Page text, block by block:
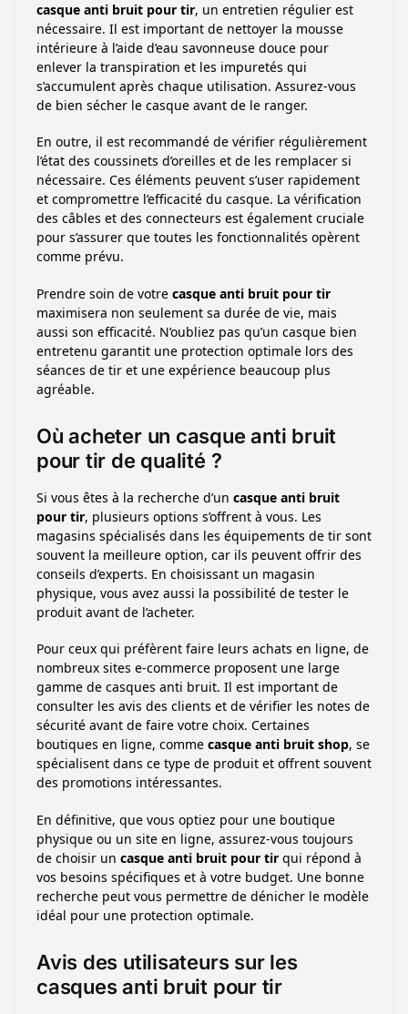
casque anti bruit pour tir, un entretien régulier est
nécessaire. Il est important de nettoyer la mousse
intérieure à l’aide d’eau savonneuse douce pour
enlever la transpiration et les impuretés qui
s’accumulent après chaque utilisation. Assurez-vous
de bien sécher le casque avant de le ranger.
En outre, il est recommandé de vérifier régulièrement
l’état des coussinets d’oreilles et de les remplacer si
nécessaire. Ces éléments peuvent s’user rapidement
et compromettre l’efficacité du casque. La vérification
des câbles et des connecteurs est également cruciale
pour s’assurer que toutes les fonctionnalités opèrent
comme prévu.
Prendre soin de votre casque anti bruit pour tir
maximisera non seulement sa durée de vie, mais
aussi son efficacité. N’oubliez pas qu’un casque bien
entretenu garantit une protection optimale lors des
séances de tir et une expérience beaucoup plus
agréable.
Où acheter un casque anti bruit
pour tir de qualité ?
Si vous êtes à la recherche d’un casque anti bruit
pour tir, plusieurs options s’offrent à vous. Les
magasins spécialisés dans les équipements de tir sont
souvent la meilleure option, car ils peuvent offrir des
conseils d’experts. En choisissant un magasin
physique, vous avez aussi la possibilité de tester le
produit avant de l’acheter.
Pour ceux qui préfèrent faire leurs achats en ligne, de
nombreux sites e-commerce proposent une large
gamme de casques anti bruit. Il est important de
consulter les avis des clients et de vérifier les notes de
sécurité avant de faire votre choix. Certaines
boutiques en ligne, comme casque anti bruit shop, se
spécialisent dans ce type de produit et offrent souvent
des promotions intéressantes.
En définitive, que vous optiez pour une boutique
physique ou un site en ligne, assurez-vous toujours
de choisir un casque anti bruit pour tir qui répond à
vos besoins spécifiques et à votre budget. Une bonne
recherche peut vous permettre de dénicher le modèle
idéal pour une protection optimale.
Avis des utilisateurs sur les
casques anti bruit pour tir